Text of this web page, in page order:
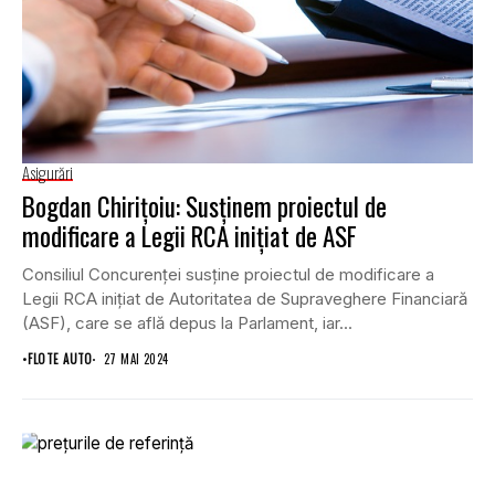
Asigurări
Bogdan Chirițoiu: Susţinem proiectul de
modificare a Legii RCA iniţiat de ASF
Consiliul Concurenţei susţine proiectul de modificare a
Legii RCA iniţiat de Autoritatea de Supraveghere Financiară
(ASF), care se află depus la Parlament, iar...
•FLOTE AUTO 27 MAI 2024